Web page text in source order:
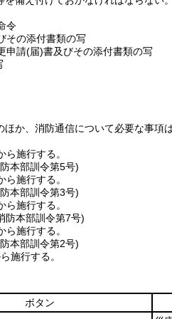
令
その添付書類の写
申請(届)書及びその添付書類の写
か、消防通信について必要な事項
施行する。
本部訓令第5号)
施行する。
本部訓令第3号)
施行する。
防本部訓令第7号)
施行する。
本部訓令第2号)
施行する。
ボタン